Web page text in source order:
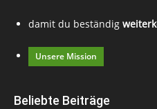
damit du beständig
Unsere Mission
Beliebte Beiträge